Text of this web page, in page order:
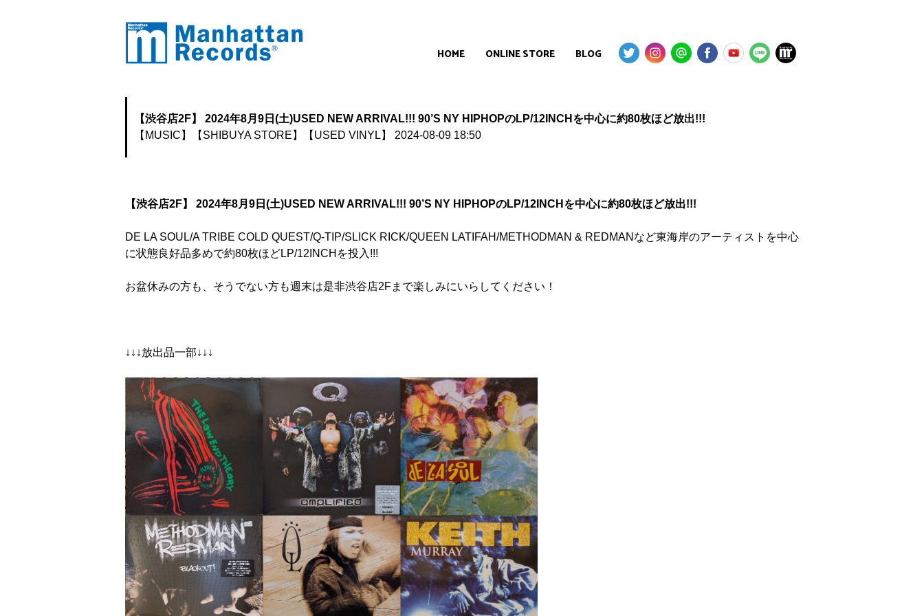
HOME ONLINE STORE BLOG
【渋谷店2F】 2024年8月9日(土)USED NEW ARRIVAL!!! 90’S NY HIPHOPのLP/12INCHを中心に約80枚ほど放出!!!
【MUSIC】
【SHIBUYA STORE】 【USED VINYL】 2024-08-09 18:50
【渋谷店2F】 2024年8月9日(土)USED NEW ARRIVAL!!! 90’S NY HIPHOPのLP/12INCHを中心に約80枚ほど放出!!!
DE LA SOUL/A TRIBE COLD QUEST/Q-TIP/SLICK RICK/QUEEN LATIFAH/METHODMAN & REDMANなど東海岸のアーティストを中心
に状態良好品多めで約80枚ほどLP/12INCHを投入!!!
お盆休みの方も、そうでない方も週末は是非渋谷店2Fまで楽しみにいらしてください！
↓↓↓放出品一部↓↓↓